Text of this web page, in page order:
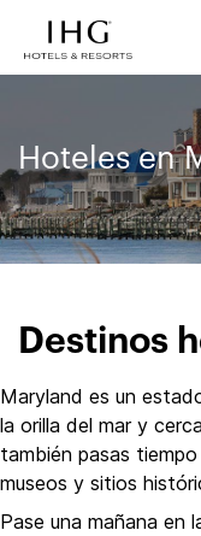
Hoteles en
Destinos
Maryland es un
la orilla del mar y
también pasas
museos y sitios
Pase una mañana en